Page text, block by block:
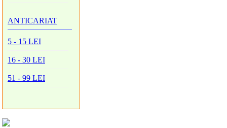
ANTICARIAT
5 - 15 LEI
16 - 30 LEI
51 - 99 LEI